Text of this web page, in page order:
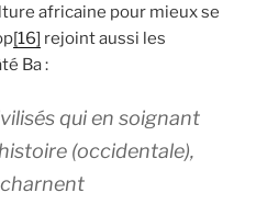
africaine pour mieux se
[16] rejoint aussi les
Ba :
qui en soignant
(occidentale),